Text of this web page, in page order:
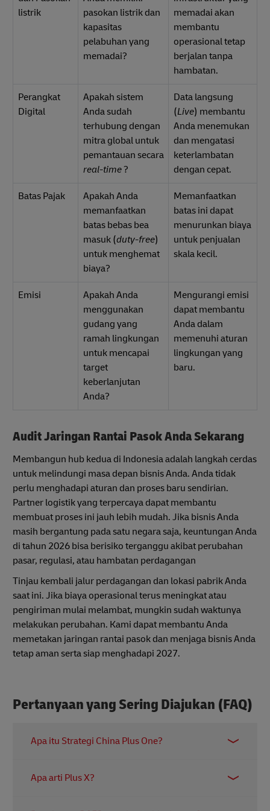
listrik
pasokan listrik dan
kapasitas
pelabuhan yang
memadai?
memadai akan
membantu
operasional tetap
berjalan tanpa
hambatan.
Perangkat
Digital
Apakah sistem
Anda sudah
terhubung dengan
mitra global untuk
pemantauan secara
real-time?
Data langsung
(Live) membantu
Anda menemukan
dan mengatasi
keterlambatan
dengan cepat.
Batas Pajak
Apakah Anda
memanfaatkan
batas bebas bea
masuk (duty-free)
untuk menghemat
biaya?
Memanfaatkan
batas ini dapat
menurunkan biaya
untuk penjualan
skala kecil.
Emisi
Apakah Anda
menggunakan
gudang yang
ramah lingkungan
untuk mencapai
target
keberlanjutan
Anda?
Mengurangi emisi
dapat membantu
Anda dalam
memenuhi aturan
lingkungan yang
baru.
Audit Jaringan Rantai Pasok Anda Sekarang
Membangun hub kedua di Indonesia adalah langkah cerdas
untuk melindungi masa depan bisnis Anda. Anda tidak
perlu menghadapi aturan dan proses baru sendirian.
Partner logistik yang terpercaya dapat membantu
membuat proses ini jauh lebih mudah. Jika bisnis Anda
masih bergantung pada satu negara saja, keuntungan Anda
di tahun 2026 bisa berisiko terganggu akibat perubahan
pasar, regulasi, atau hambatan perdagangan
Tinjau kembali jalur perdagangan dan lokasi pabrik Anda
saat ini. Jika biaya operasional terus meningkat atau
pengiriman mulai melambat, mungkin sudah waktunya
melakukan perubahan. Kami dapat membantu Anda
memetakan jaringan rantai pasok dan menjaga bisnis Anda
tetap aman serta siap menghadapi 2027.
Pertanyaan yang Sering Diajukan (FAQ)
Apa itu Strategi China Plus One?
untuk berkembang dengan menambahkan basis
Apa arti Plus X?